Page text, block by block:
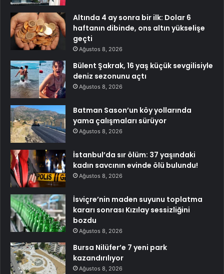
Altında 4 ay sonra bir ilk: Dolar 6
haftanın dibinde, ons altın yükselişe
geçti
Ağustos 8, 2026
Bülent Şakrak, 16 yaş küçük sevgilisiyle
deniz sezonunu açtı
Ağustos 8, 2026
Batman Sason’un köy yollarında
yama çalışmaları sürüyor
Ağustos 8, 2026
İstanbul’da sır ölüm: 37 yaşındaki
kadın savcının evinde ölü bulundu!
Ağustos 8, 2026
İsviçre’nin maden suyunu toplatma
kararı sonrası Kızılay sessizliğini
bozdu
Ağustos 8, 2026
Bursa Nilüfer’e 7 yeni park
kazandırılıyor
Ağustos 8, 2026